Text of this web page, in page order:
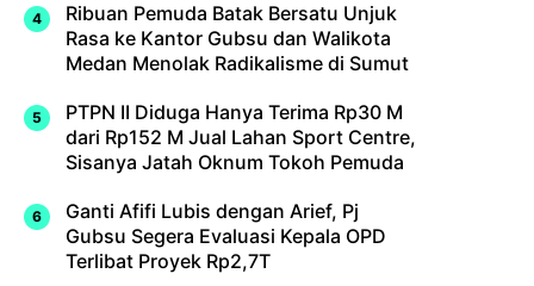
Ribuan Pemuda Batak Bersatu Unjuk
Rasa ke Kantor Gubsu dan Walikota
Medan Menolak Radikalisme di Sumut
PTPN II Diduga Hanya Terima Rp30 M
dari Rp152 M Jual Lahan Sport Centre,
Sisanya Jatah Oknum Tokoh Pemuda
Ganti Afifi Lubis dengan Arief, Pj
Gubsu Segera Evaluasi Kepala OPD
Terlibat Proyek Rp2,7T